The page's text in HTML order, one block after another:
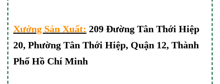
Xưởng Sản Xuất: 209 Đường Tân Thới Hiệp
20, Phường Tân Thới Hiệp, Quận 12, Thành
Phố Hồ Chí Minh